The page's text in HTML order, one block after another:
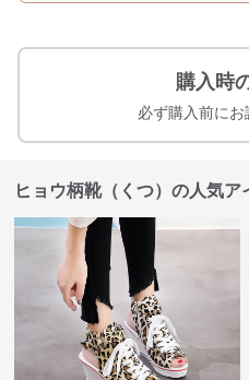
購入時
必ず購入前にお
ヒョウ柄靴（くつ）の人気ア